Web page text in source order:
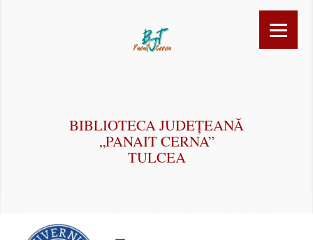
BIBLIOTECA JUDEȚEANĂ
„PANAIT CERNA”
TULCEA